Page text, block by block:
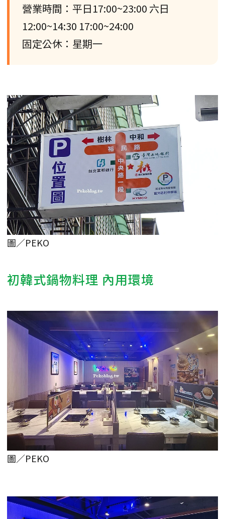
營業時間：平日17:00~23:00 六日
12:00~14:30 17:00~24:00
固定公休：星期一
圖／PEKO
初韓式鍋物料理 內用環境
圖／PEKO